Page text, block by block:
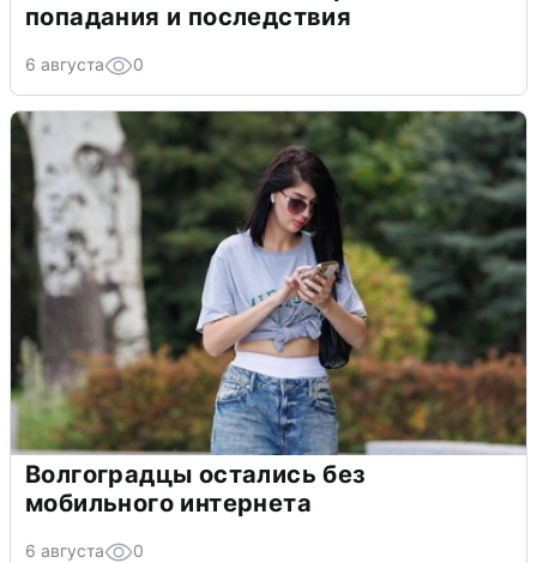
попадания и последствия
6 августа 0
Волгоградцы остались без
мобильного интернета
6 августа 0